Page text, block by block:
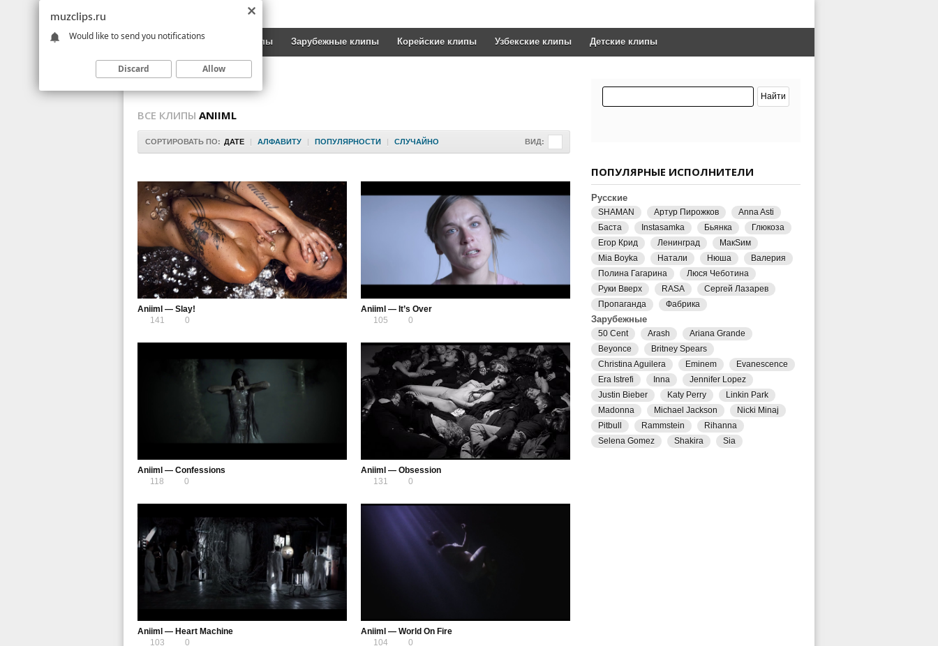
Новинки Русские клипы Зарубежные клипы Корейские клипы Узбекские клипы Детские клипы
ВСЕ КЛИПЫ ANIIML
СОРТИРОВАТЬ ПО: ДАТЕ | АЛФАВИТУ | ПОПУЛЯРНОСТИ | СЛУЧАЙНО ВИД:
Aniiml — Slay!
141
0
Aniiml — It’s Over
105
0
Aniiml — Confessions
118
0
Aniiml — Obsession
131
0
Aniiml — Heart Machine
103
0
Aniiml — World On Fire
104
0
ПОПУЛЯРНЫЕ ИСПОЛНИТЕЛИ
Русские
SHAMAN Артур Пирожков
Anna Asti
Баста
Instasamka Бьянка
Глюкоза
Егор Крид
Ленинград
МакSим
Mia Boyka
Натали Нюша
Валерия
Полина Гагарина
Люся Чеботина
Руки Вверх
RASA
Сергей Лазарев
Пропаганда
Фабрика
Зарубежные
50 Cent Arash
Ariana Grande
Beyonce
Britney Spears
Christina Aguilera
Eminem
Evanescence
Era Istrefi
Inna
Jennifer Lopez
Justin Bieber
Katy Perry
Linkin Park
Madonna
Michael Jackson
Nicki Minaj
Pitbull
Rammstein
Rihanna
Selena Gomez
Shakira Sia
muzclips.ru
Would like to send you notifications
Discard Allow